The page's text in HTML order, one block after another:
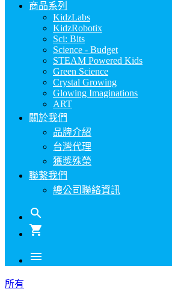
商品系列
KidzLabs
KidzRobotix
Sci: Bits
Science - Budget
STEAM Powered Kids
Green Science
Crystal Growing
Glowing Imaginations
ART
關於我們
品牌介紹
台灣代理
獲獎殊榮
聯繫我們
總公司聯絡資訊
search
shopping_cart
menu
所有